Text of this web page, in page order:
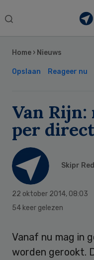
Search
Home › Nieuws
Opslaan Reageer nu
Van
per
Skipr
22 oktober 2014, 08:03
54 keer gelezen
Vanaf nu mag in
worden gerookt.
Sidebar